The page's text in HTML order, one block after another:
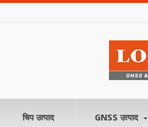
चिप उत्पाद GNSS उत्पाद